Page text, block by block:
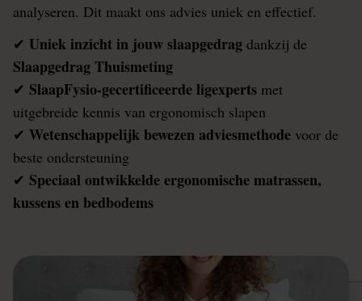
analyseren. Dit maakt ons advies uniek en effectief.
✔ Uniek inzicht in jouw slaapgedrag dankzij de
Slaapgedrag Thuismeting
✔ SlaapFysio-gecertificeerde ligexperts met
uitgebreide kennis van ergonomisch slapen
✔ Wetenschappelijk bewezen adviesmethode voor de
beste ondersteuning
✔ Speciaal ontwikkelde ergonomische matrassen,
kussens en bedbodems